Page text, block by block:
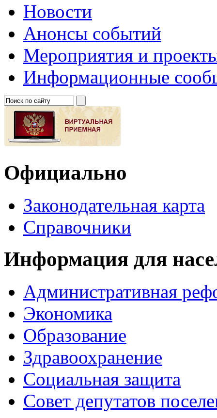
Новости
Анонсы событий
Мероприятия и
Информационные
Официально
Законодательная карта
Справочники
Информация для
Административная
Экономика
Образование
Здравоохранение
Социальная защита
Совет депутатов